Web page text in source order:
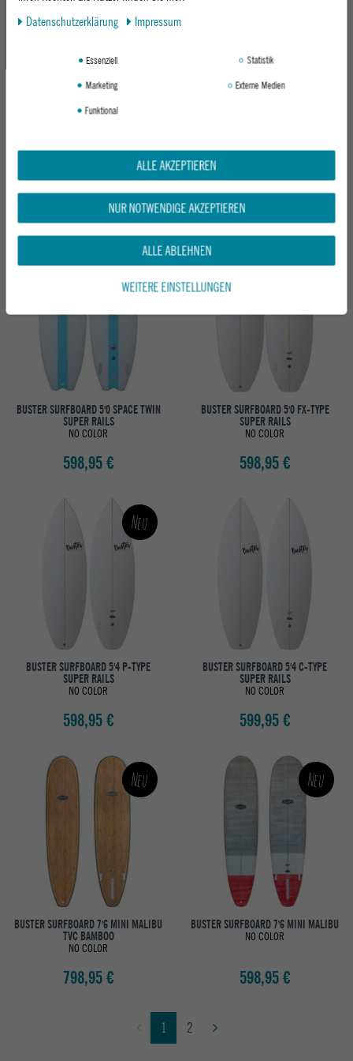
BUSTER SURFBOARD 5'10 QUAD FISH
599,95 €
BUSTER SURFBOARD 6'0 PINNACLE
598,95 €
Neu
BUSTER SURFBOARD 5'0 SPACE TWIN
SUPER RAILS
NO COLOR
598,95 €
Neu
BUSTER SURFBOARD 5'0 FX-TYPE
SUPER RAILS
NO COLOR
598,95 €
Neu
BUSTER SURFBOARD 5'4 P-TYPE
SUPER RAILS
NO COLOR
598,95 €
BUSTER SURFBOARD 5'4 C-TYPE
SUPER RAILS
NO COLOR
599,95 €
Neu
BUSTER SURFBOARD 7'6 MINI MALIBU
TVC BAMBOO
NO COLOR
798,95 €
Neu
BUSTER SURFBOARD 7'6 MINI MALIBU
NO COLOR
598,95 €
1 2
Daten­schutz­erklärung
Impressum
Essenziell
Statistik
Marketing
Externe Medien
Funktional
ALLE AKZEPTIEREN
NUR NOTWENDIGE AKZEPTIEREN
ALLE ABLEHNEN
WEITERE EINSTELLUNGEN